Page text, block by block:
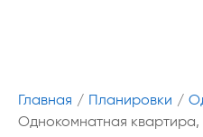
Главная / Планировки /
Однокомнатная квартира,